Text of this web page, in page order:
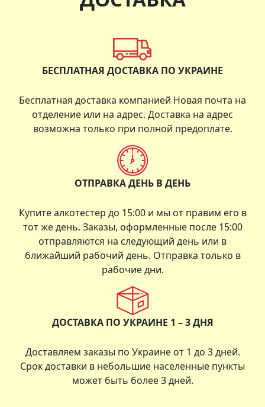
БЕСПЛАТНАЯ ДОСТАВКА ПО УКРАИНЕ
Бесплатная доставка компанией Новая почта на
отделение или на адрес. Доставка на адрес
возможна только при полной предоплате.
ОТПРАВКА ДЕНЬ В ДЕНЬ
Купите алкотестер до 15:00 и мы от правим его в
тот же день. Заказы, оформленные после 15:00
отправляются на следующий день или в
ближайший рабочий день. Отправка только в
рабочие дни.
ДОСТАВКА ПО УКРАИНЕ 1 – 3 ДНЯ
Доставляем заказы по Украине от 1 до 3 дней.
Срок доставки в небольшие населенные пункты
может быть более 3 дней.